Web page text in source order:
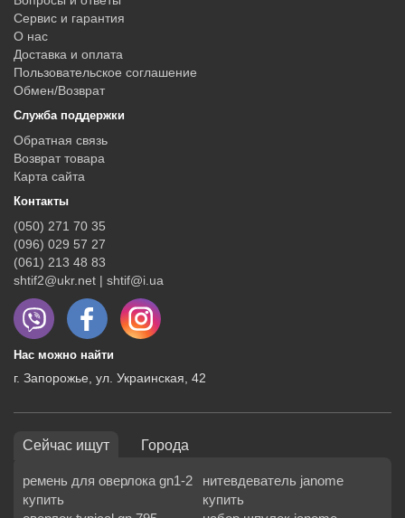
Сервис и гарантия
О нас
Доставка и оплата
Пользовательское соглашение
Обмен/Возврат
Служба поддержки
Обратная связь
Возврат товара
Карта сайта
Контакты
(050) 271 70 35
(096) 029 57 27
(061) 213 48 83
shtif2@ukr.net | shtif@i.ua
Нас можно найти
г. Запорожье, ул. Украинская, 42
Сейчас ищут Города
ремень для оверлока gn1-2
купить
нитевдеватель janome
купить